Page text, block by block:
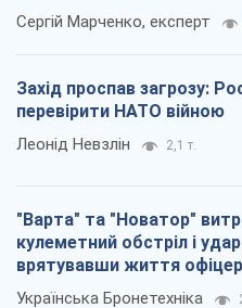
Сергій Марченко, експерт
Захід проспав загрозу:
перевірити НАТО війною
Леонід Невзлін 2,1 т.
"Варта" та "Новатор"
кулеметний обстріл і
врятувавши життя
Українська Бронетехніка